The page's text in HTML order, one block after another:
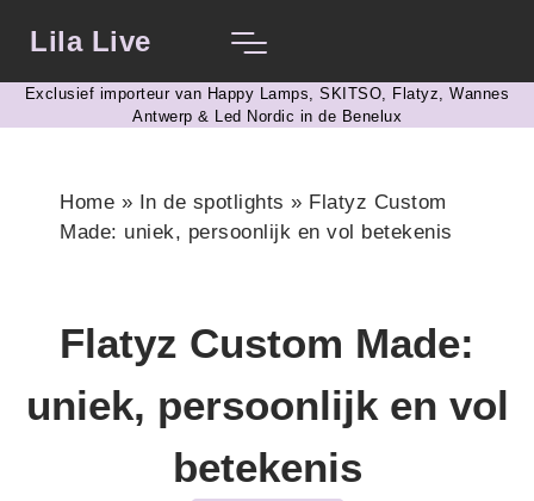
Lila Live
Exclusief importeur van Happy Lamps, SKITSO, Flatyz, Wannes
Antwerp & Led Nordic in de Benelux​
Home » In de spotlights » Flatyz Custom
Made: uniek, persoonlijk en vol betekenis
Flatyz Custom Made:
uniek, persoonlijk en vol
betekenis